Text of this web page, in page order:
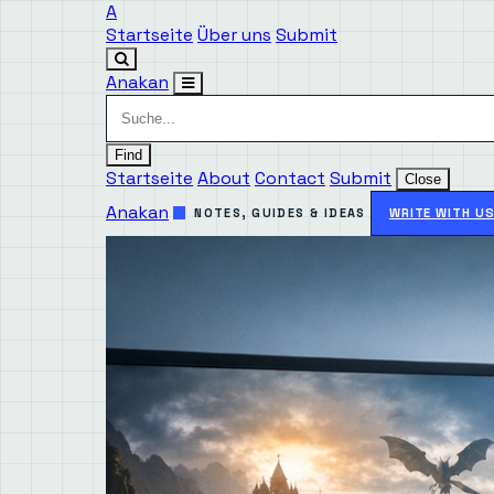
A
Startseite Über uns Submit
Anakan
Find
Startseite About Contact Submit Close
Anakan NOTES, GUIDES & IDEAS WRITE WITH US